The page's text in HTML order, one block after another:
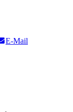
E-Mail